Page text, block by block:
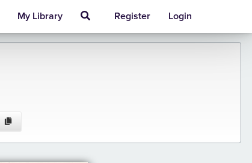
My Library Register Login